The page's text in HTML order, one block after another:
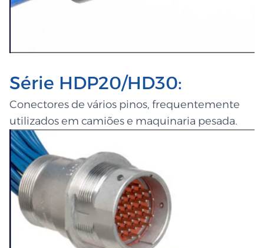
Série HDP20/HD30:
Conectores de vários pinos, frequentemente
utilizados em camiões e maquinaria pesada.